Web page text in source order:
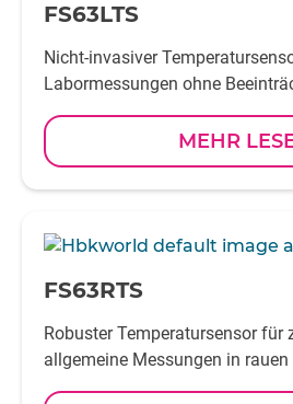
FS63LTS
Nicht-invasiver
Labormessungen ohne
MEHR
-
FS63RTS
Robuster Temperatursensor für
allgemeine Messungen in rauen